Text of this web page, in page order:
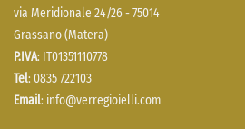
via Meridionale 24/26 - 75014
Grassano (Matera)
P.IVA: IT01351110778
Tel: 0835 722103
Email: info@verregioielli.com